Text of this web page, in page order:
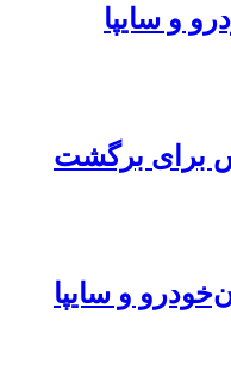
و سایپا
برای برگشت
و سایپا